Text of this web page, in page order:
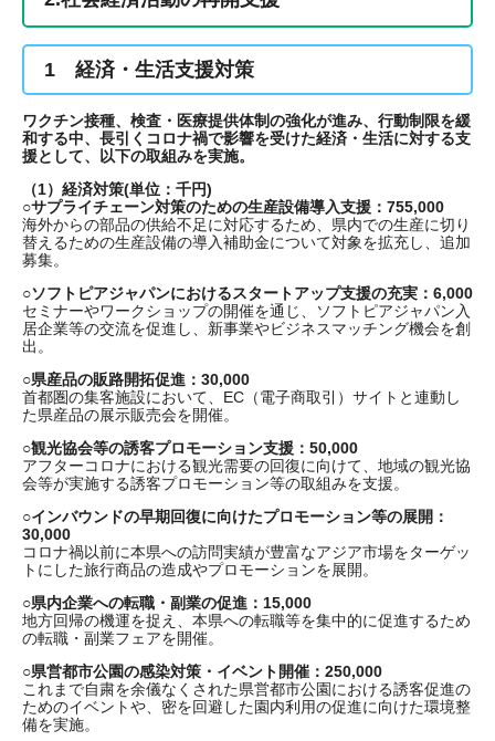
1 経済・生活支援対策
ワクチン接種、検査・医療提供体制の強化が進み、行動制限を緩
和する中、長引くコロナ禍で影響を受けた経済・生活に対する支
援として、以下の取組みを実施。
（1）経済対策(単位：千円)
○サプライチェーン対策のための生産設備導入支援：755,000
海外からの部品の供給不足に対応するため、県内での生産に切り
替えるための生産設備の導入補助金について対象を拡充し、追加
募集。
○ソフトピアジャパンにおけるスタートアップ支援の充実：6,000
セミナーやワークショップの開催を通じ、ソフトピアジャパン入
居企業等の交流を促進し、新事業やビジネスマッチング機会を創
出。
○県産品の販路開拓促進：30,000
首都圏の集客施設において、EC（電子商取引）サイトと連動し
た県産品の展示販売会を開催。
○観光協会等の誘客プロモーション支援：50,000
アフターコロナにおける観光需要の回復に向けて、地域の観光協
会等が実施する誘客プロモーション等の取組みを支援。
○インバウンドの早期回復に向けたプロモーション等の展開：
30,000
コロナ禍以前に本県への訪問実績が豊富なアジア市場をターゲッ
トにした旅行商品の造成やプロモーションを展開。
○県内企業への転職・副業の促進：15,000
地方回帰の機運を捉え、本県への転職等を集中的に促進するため
の転職・副業フェアを開催。
○県営都市公園の感染対策・イベント開催：250,000
これまで自粛を余儀なくされた県営都市公園における誘客促進の
ためのイベントや、密を回避した園内利用の促進に向けた環境整
備を実施。